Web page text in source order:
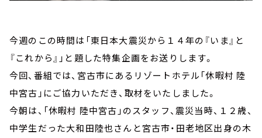
今週のこの時間は「東日本大震災から１４年の『いま』と
『これから』」と題した特集企画をお送りします。
今回、番組では、宮古市にあるリゾートホテル「休暇村 陸
中宮古」にご協力いただき、取材をいたしました。
今朝は、「休暇村 陸中宮古」のスタッフ、震災当時、１２歳、
中学生だった大和田陸也さんと宮古市・田老地区出身の木